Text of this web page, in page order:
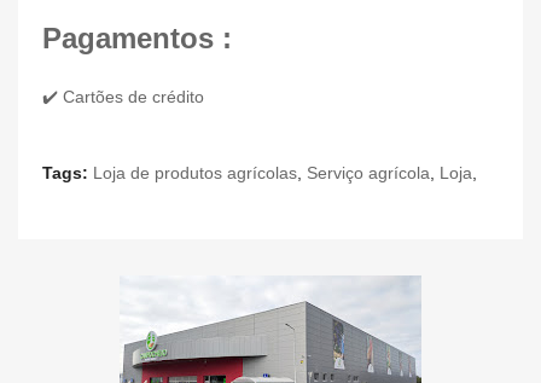
Pagamentos :
✔️ Cartões de crédito
Tags: Loja de produtos agrícolas Serviço agrícola Loja